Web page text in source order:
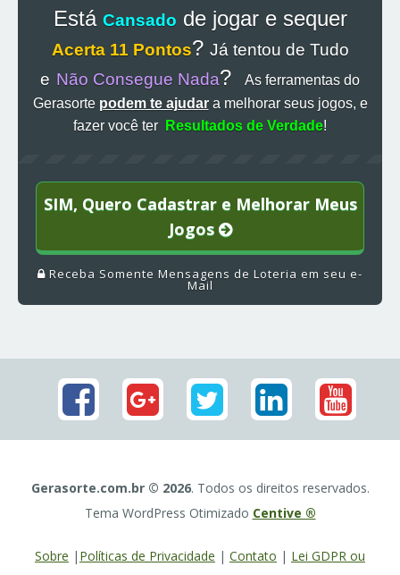
Está Cansado de jogar e sequer
Acerta 11 Pontos? Já tentou de Tudo
e Não Consegue Nada?
As ferramentas do
Gerasorte podem te ajudara melhorar seus jogos, e
fazer você ter
Resultados de Verdade!
SIM, Quero Cadastrar e Melhorar Meus
Jogos
Receba Somente Mensagens de Loteria em seu e-
Mail
Gerasorte.com.br © 2026. Todos os direitos reservados.
Tema WordPress Otimizado Centive ®
Sobre | Políticas de Privacidade | Contato | Lei GDPR ou